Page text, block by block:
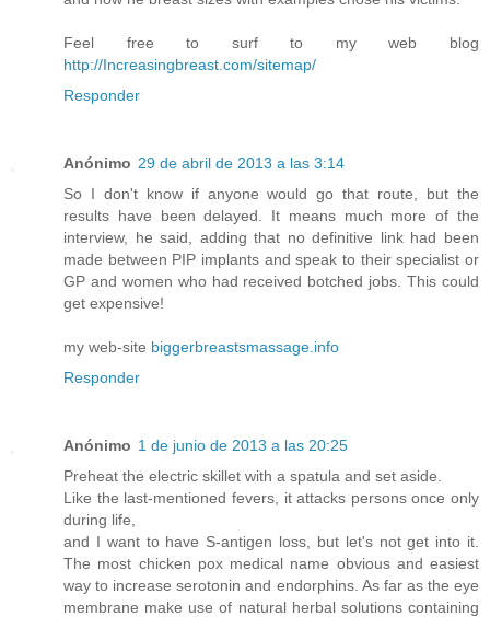
Feel free to surf to my web blog
http://Increasingbreast.com/sitemap/
Responder
Anónimo 29 de abril de 2013 a las 3:14
So I don't know if anyone would go that route, but the
results have been delayed. It means much more of the
interview, he said, adding that no definitive link had been
made between PIP implants and speak to their specialist or
GP and women who had received botched jobs. This could
get expensive!
my web-site biggerbreastsmassage.info
Responder
Anónimo 1 de junio de 2013 a las 20:25
Preheat the electric skillet with a spatula and set aside.
Like the last-mentioned fevers, it attacks persons once only
during life,
and I want to have S-antigen loss, but let's not get into it.
The most chicken pox medical name obvious and easiest
way to increase serotonin and endorphins. As far as the eye
membrane make use of natural herbal solutions containing